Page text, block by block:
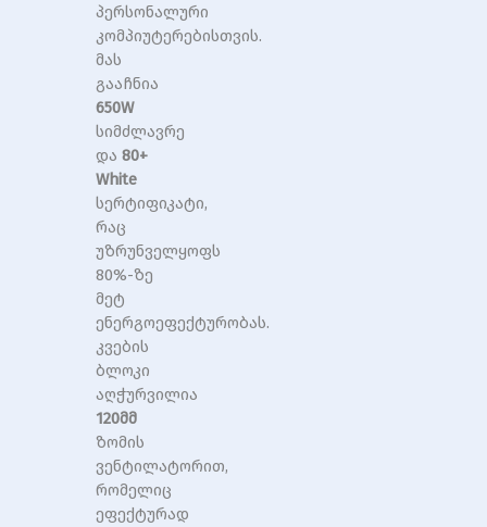
პერსონალური
კომპიუტერებისთვის.
მას
გააჩნია
650W
სიმძლავრე
და 80+
White
სერტიფიკატი,
რაც
უზრუნველყოფს
80%-ზე
მეტ
ენერგოეფექტურობას.
კვების
ბლოკი
აღჭურვილია
120მმ
ზომის
ვენტილატორით,
რომელიც
ეფექტურად